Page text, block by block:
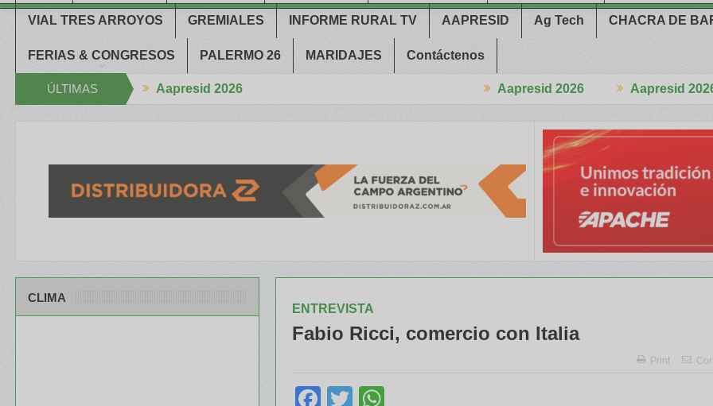
VIAL TRES ARROYOS GREMIALES INFORME RURAL TV AAPRESID Ag Tech CHACRA DE
FERIAS & CONGRESOS PALERMO 26 MARIDAJES Contáctenos
ÚLTIMAS
Aapresid 2026 Aapresid 2026 Aapresid 2026
ENTREVISTA
Fabio Ricci, comercio con Italia
Print
Facebook
Twitter
CLIMA